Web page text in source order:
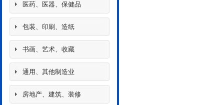
医药、医器、保健品
包装、印刷、造纸
书画、艺术、收藏
通用、其他制造业
房地产、建筑、装修